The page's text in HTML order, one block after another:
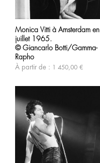
a
plusieurs
variations.
Les
options
peuvent
choisies
sur
la
page
du
produit
Monica Vitti à Amsterdam en
juillet 1965.
© Giancarlo Botti/Gamma-
Rapho
À partir de : 1 450,00 €